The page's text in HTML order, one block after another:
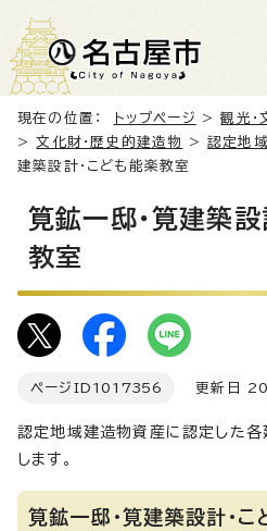
現在の位置： トップページ >観光・
>文化財・歴史的建造物 >認定地
建築設計・こども能楽教室
筧鉱一邸・筧建築設
教室
ページID 1017356 更新日
認定地域建造物資産に認定した
します。
筧鉱一邸・筧建築設計・